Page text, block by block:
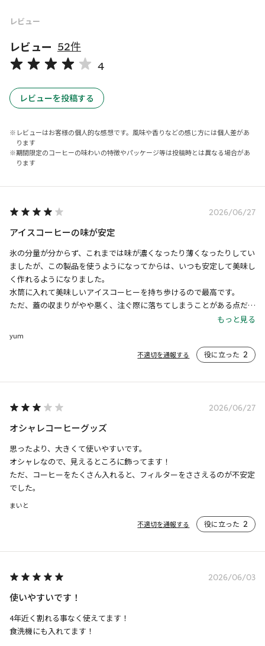
レビュー
レビュー 52件
4
レビューを投稿する
レビューはお客様の個人的な感想です。風味や香りなどの感じ方には個人差があ
ります
期間限定のコーヒーの味わいの特徴やパッケージ等は投稿時とは異なる場合があ
ります
2026/06/27
アイスコーヒーの味が安定
氷の分量が分からず、これまでは味が濃くなったり薄くなったりしてい
ましたが、この製品を使うようになってからは、いつも安定して美味し
く作れるようになりました。
水筒に入れて美味しいアイスコーヒーを持ち歩けるので最高です。
ただ、蓋の収まりがやや悪く、注ぐ際に落ちてしまうことがある点だけ
もっと見る
yum
不適切を通報する 役に立った 2
2026/06/27
オシャレコーヒーグッズ
思ったより、大きくて使いやすいです。
オシャレなので、見えるところに飾ってます！
ただ、コーヒーをたくさん入れると、フィルターをささえるのが不安定
でした。
まいと
不適切を通報する 役に立った 2
2026/06/03
使いやすいです！
4年近く割れる事なく使えてます！
食洗機にも入れてます！